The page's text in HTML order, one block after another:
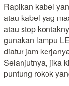
Rapikan kabel
atau kabel yag
atau stop
gunakan lampu
diatur jam
Selanjutnya, jika
puntung rokok